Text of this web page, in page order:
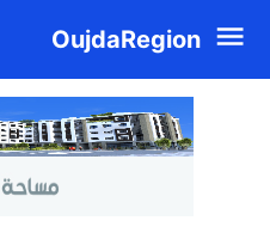
OujdaRegion